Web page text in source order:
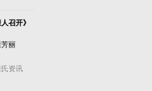
召开》
芳丽
氏资讯